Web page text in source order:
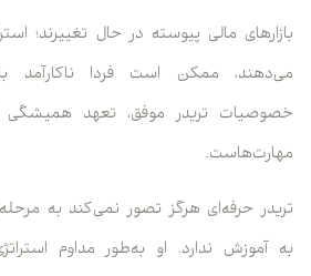
بازارهای مالی پیوسته در حال تغییرند؛
می‌دهند، ممکن است فردا ناکارآمد
خصوصیات تریدر موفق، تعهد همیشگی
مهارت‌هاست.
تریدر حرفه‌ای هرگز تصور نمی‌کند به
به آموزش ندارد. او به‌طور مداوم